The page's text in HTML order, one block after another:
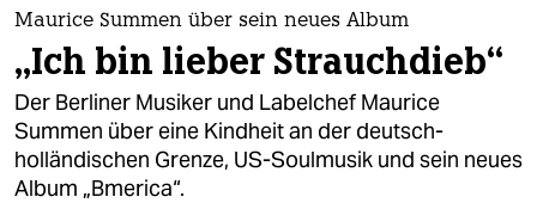
themen
politik
öko
gesellschaft
Maurice Summen über sein neues Album
„Ich bin lieber Strauchdieb“
Der Berliner Musiker und Labelchef Maurice
Summen über eine Kindheit an der deutsch-
holländischen Grenze, US-Soulmusik und sein neues
Album „Bmerica“.